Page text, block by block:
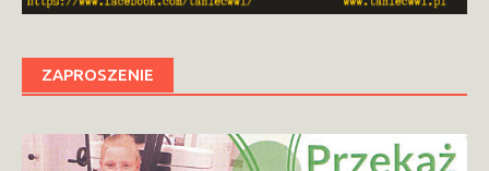
ZAPROSZENIE